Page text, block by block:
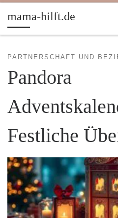
Zum Inhalt springen
mama-hilft.de
PARTNERSCHAFT UND
Pandora
Festliche